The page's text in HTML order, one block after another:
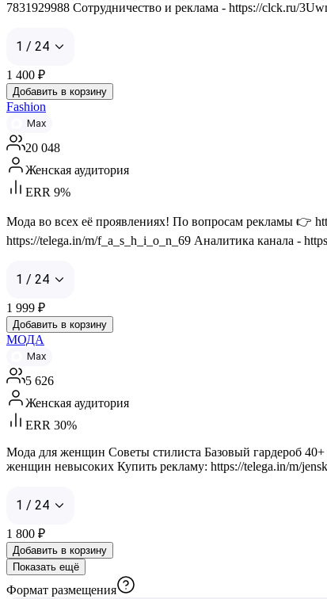
7831929988 Сотрудничество и реклама - https://clck.ru/
1 / 24
1 400 ₽
Добавить в корзину
Fashion
Max
20 048
Женская аудитория
ERR 9%
Мода во всех её проявлениях! По вопросам рекламы 👉
https://telega.in/m/f_a_s_h_i_o_n_69 Аналитика канала -
1 / 24
1 999 ₽
Добавить в корзину
МОДА
Max
5 626
Женская аудитория
ERR 30%
Мода для женщин Советы стилиста Базовый гардероб
женщин невысоких Купить рекламу: https://telega.in/m/
1 / 24
1 800 ₽
Добавить в корзину
Показать ещё
Формат размещения